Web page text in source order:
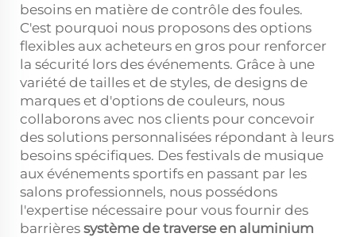
besoins en matière de contrôle des foules.
C'est pourquoi nous proposons des options
flexibles aux acheteurs en gros pour renforcer
la sécurité lors des événements. Grâce à une
variété de tailles et de styles, de designs de
marques et d'options de couleurs, nous
collaborons avec nos clients pour concevoir
des solutions personnalisées répondant à leurs
besoins spécifiques. Des festivals de musique
aux événements sportifs en passant par les
salons professionnels, nous possédons
l'expertise nécessaire pour vous fournir des
barrières système de traverse en aluminium